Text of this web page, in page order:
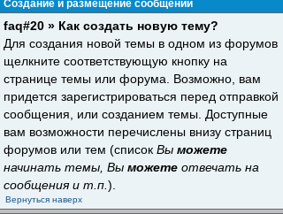
Создание и размещение сообщений
faq#20 » Как создать новую тему?
Для создания новой темы в одном из форумов
щелкните соответствующую кнопку на
странице темы или форума. Возможно, вам
придется зарегистрироваться перед отправкой
сообщения, или созданием темы. Доступные
вам возможности перечислены внизу страниц
форумов или тем (список Вы можете
начинать темы, Вы можете отвечать на
сообщения и т.п. ).
Вернуться наверх